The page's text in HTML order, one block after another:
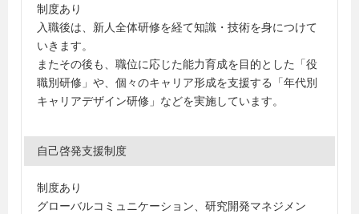
制度あり
入職後は、新人全体研修を経て知識・技術を身につけて
いきます。
またその後も、職位に応じた能力育成を目的とした「役
職別研修」や、個々のキャリア形成を支援する「年代別
キャリアデザイン研修」などを実施しています。
自己啓発支援制度
制度あり
グローバルコミュニケーション、研究開発マネジメン